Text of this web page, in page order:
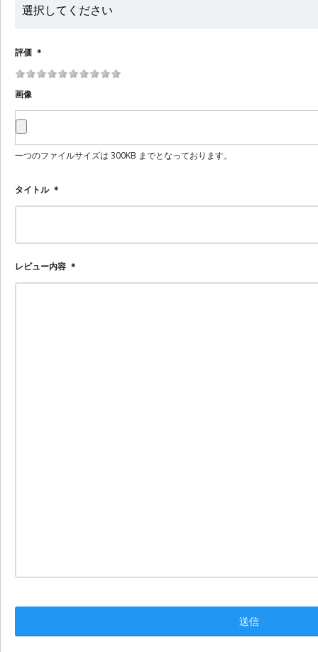
評価 ＊
画像
一つのファイルサイズは 300KB までとなっております。
タイトル ＊
レビュー内容 ＊